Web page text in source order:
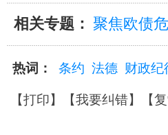
相关专题： 聚焦欧债
热词： 条约 法德 财政纪
【打印】【我要纠错】【